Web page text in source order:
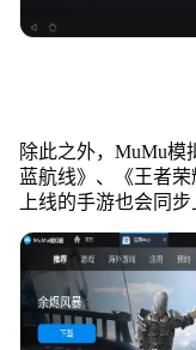
除此之外，MuMu模
蓝航线》、《王者
上线的手游也会同步